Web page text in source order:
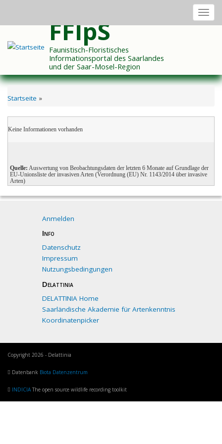
Inhalt
FFIpS
Faunistisch-Floristisches
Informationsportal des Saarlandes
und der Saar-Mosel-Region
Startseite
Keine Informationen vorhanden
Quelle: Auswertung von Beobachtungsdaten der letzten 6 Monate auf Grundlage der
EU-Unionsliste der invasiven Arten (Verordnung (EU) Nr. 1143/2014 über invasive
Arten)
Anmelden
Info
Datenschutz
Impressum
Nutzungsbedingungen
Delattinia
DELATTINIA Home
Saarländische Akademie für Artenkenntnis
Koordinatenpicker
Copyright 2026 - Delattinia
Datenbank Biota Datenzentrum
INDICIAThe open source wildlife recording toolkit